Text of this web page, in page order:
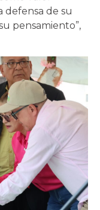
defensa de su
pensamiento”,